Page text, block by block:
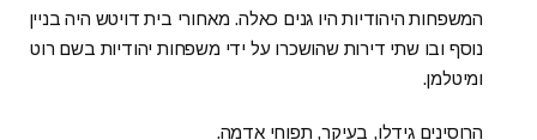
המשפחות היהודיות היו גנים כאלה. מאחורי בית דויטש היה בניין
נוסף ובו שתי דירות שהושכרו על ידי משפחות יהודיות בשם רוט
ומיטלמן.
הרוסינים גידלו, בעיקר, תפוחי אדמה.